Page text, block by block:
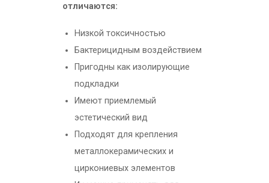
отличаются:
Низкой токсичностью
Бактерицидным воздействием
Пригодны как изолирующие
подкладки
Имеют приемлемый
эстетический вид
Подходят для крепления
металлокерамических и
циркониевых элементов